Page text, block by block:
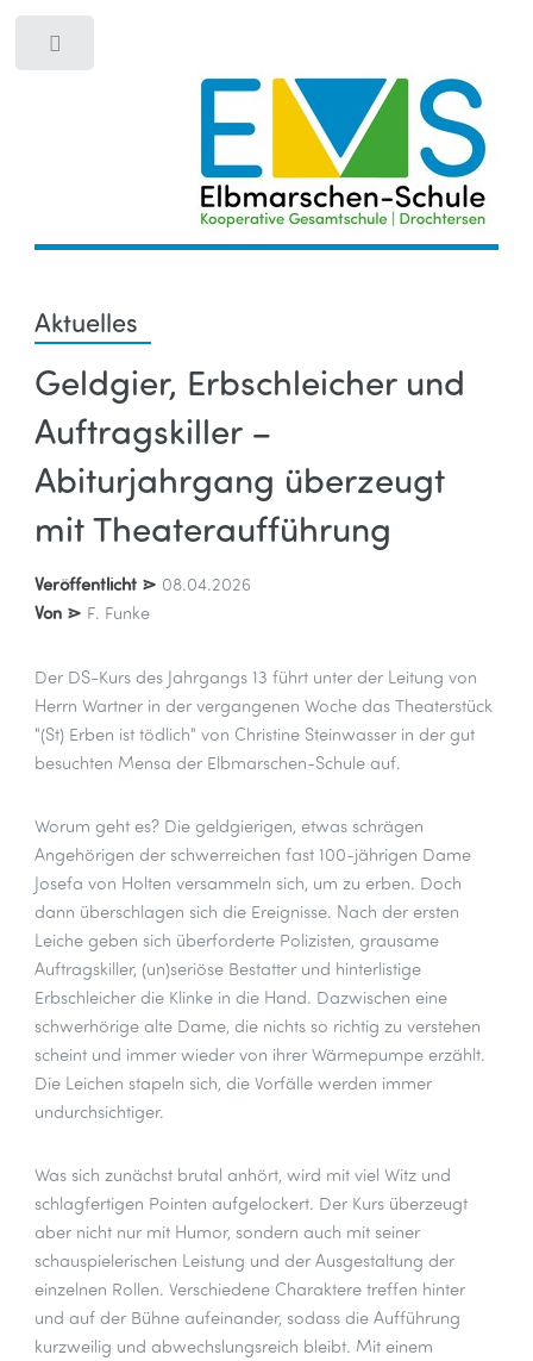
Aktuelles
Geldgier, Erbschleicher und
Auftragskiller –
Abiturjahrgang überzeugt
mit Theateraufführung
Veröffentlicht ⋗ 08.04.2026
Von ⋗ F. Funke
Der DS-Kurs des Jahrgangs 13 führt unter der Leitung von
Herrn Wartner in der vergangenen Woche das Theaterstück
"(St) Erben ist tödlich" von Christine Steinwasser in der gut
besuchten Mensa der Elbmarschen-Schule auf.
Worum geht es? Die geldgierigen, etwas schrägen
Angehörigen der schwerreichen fast 100-jährigen Dame
Josefa von Holten versammeln sich, um zu erben. Doch
dann überschlagen sich die Ereignisse. Nach der ersten
Leiche geben sich überforderte Polizisten, grausame
Auftragskiller, (un)seriöse Bestatter und hinterlistige
Erbschleicher die Klinke in die Hand. Dazwischen eine
schwerhörige alte Dame, die nichts so richtig zu verstehen
scheint und immer wieder von ihrer Wärmepumpe erzählt.
Die Leichen stapeln sich, die Vorfälle werden immer
undurchsichtiger.
Was sich zunächst brutal anhört, wird mit viel Witz und
schlagfertigen Pointen aufgelockert. Der Kurs überzeugt
aber nicht nur mit Humor, sondern auch mit seiner
schauspielerischen Leistung und der Ausgestaltung der
einzelnen Rollen. Verschiedene Charaktere treffen hinter
und auf der Bühne aufeinander, sodass die Aufführung
kurzweilig und abwechslungsreich bleibt. Mit einem